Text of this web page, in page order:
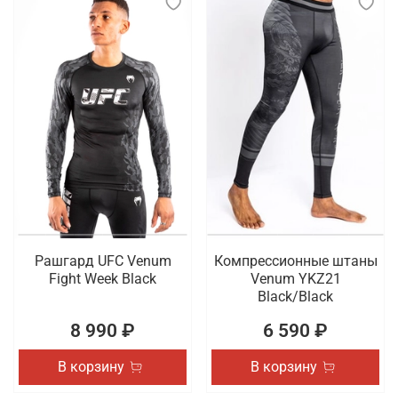
Рашгард UFC Venum
Fight Week Black
8 990 ₽
В корзину
Компрессионные штаны
Venum YKZ21
Black/Black
6 590 ₽
В корзину